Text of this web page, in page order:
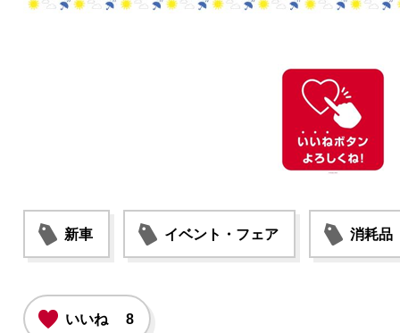
新車 イベント・フェア 消耗品
いいね 8